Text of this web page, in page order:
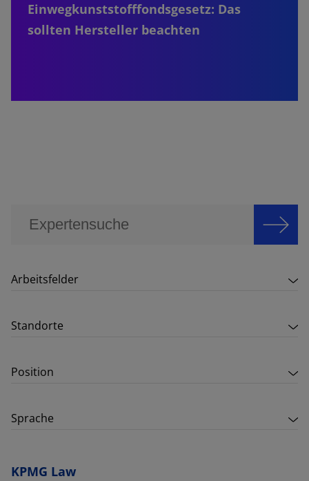
Einwegkunststofffondsgesetz: Das
sollten Hersteller beachten
Arbeitsfelder
Standorte
Position
Sprache
KPMG Law